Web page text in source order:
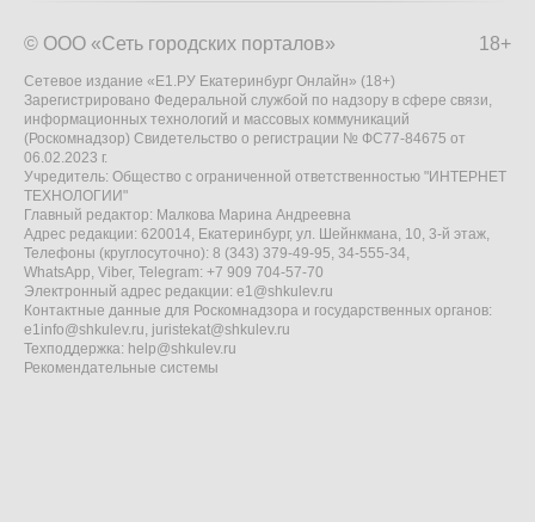
18+
© ООО «Сеть городских порталов»
Сетевое издание «Е1.РУ Екатеринбург Онлайн» (18+)
Зарегистрировано Федеральной службой по надзору в сфере связи,
информационных технологий и массовых коммуникаций
(Роскомнадзор) Свидетельство о регистрации № ФС77-84675 от
06.02.2023 г.
Учредитель: Общество с ограниченной ответственностью "ИНТЕРНЕТ
ТЕХНОЛОГИИ"
Главный редактор: Малкова Марина Андреевна
Адрес редакции: 620014, Екатеринбург, ул. Шейнкмана, 10, 3-й этаж,
Телефоны (круглосуточно): 8 (343) 379-49-95, 34-555-34,
WhatsApp, Viber, Telegram: +7 909 704-57-70
Электронный адрес редакции: e1@shkulev.ru
Контактные данные для Роскомнадзора и государственных органов:
e1info@shkulev.ru, juristekat@shkulev.ru
Техподдержка: help@shkulev.ru
Рекомендательные системы